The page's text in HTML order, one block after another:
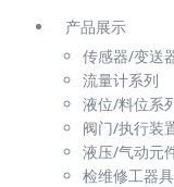
产品展示
传感器/变送
流量计系列
液位/料位系
阀门/执行装
液压/气动元
检维修工器具